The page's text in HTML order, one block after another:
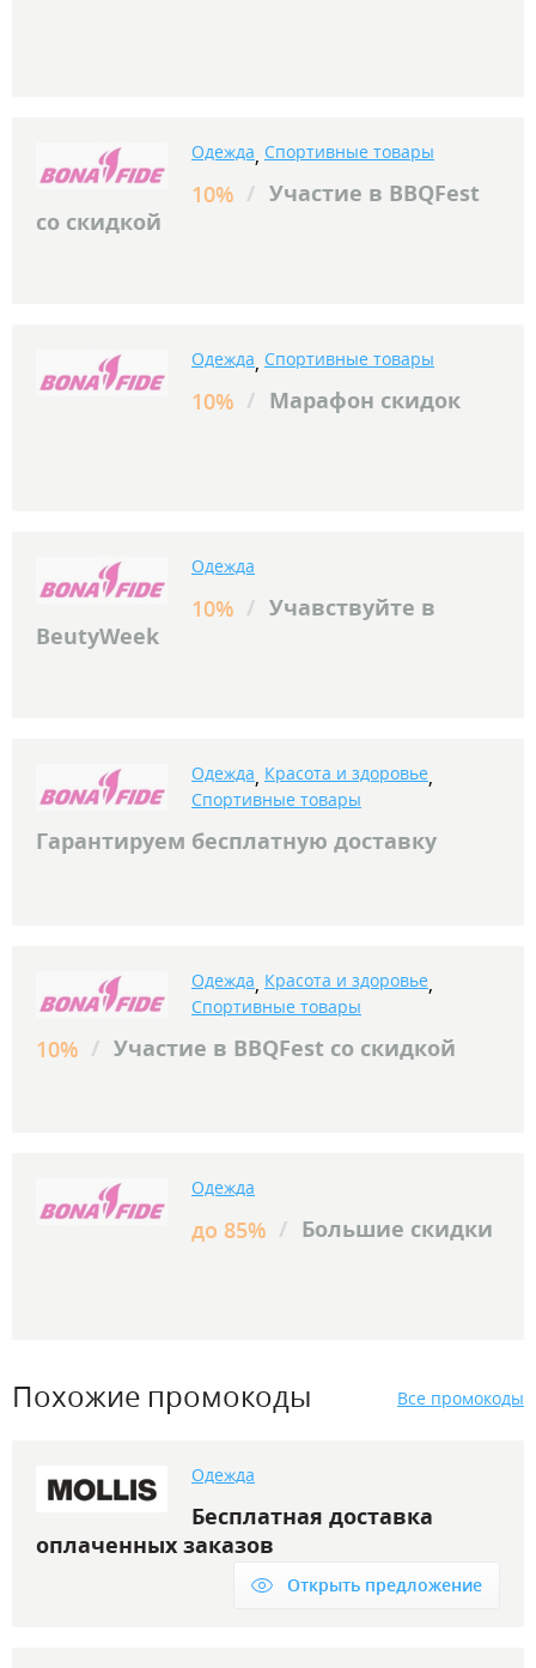
Одежда, Спортивные товары
10% / Участие в BBQFest
со скидкой
Одежда, Спортивные товары
10% / Марафон скидок
Одежда
10% / Учавствуйте в
BeutyWeek
Одежда, Красота и здоровье,
Спортивные товары
Гарантируем бесплатную доставку
Одежда, Красота и здоровье,
Спортивные товары
10% / Участие в BBQFest со скидкой
Одежда
до 85% / Большие скидки
Похожие промокоды Все промокоды
Одежда
Бесплатная доставка
оплаченных заказов
Открыть предложение